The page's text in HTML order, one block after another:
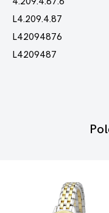
L4.209.4.87
L42094876
L4209487